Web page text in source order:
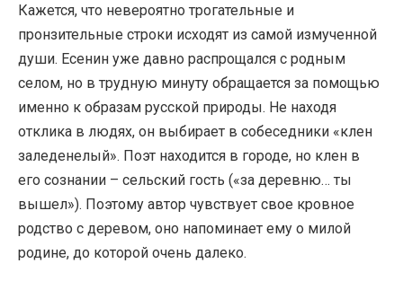
Кажется, что невероятно трогательные и
пронзительные строки исходят из самой измученной
души. Есенин уже давно распрощался с родным
селом, но в трудную минуту обращается за помощью
именно к образам русской природы. Не находя
отклика в людях, он выбирает в собеседники «клен
заледенелый». Поэт находится в городе, но клен в
его сознании – сельский гость («за деревню… ты
вышел»). Поэтому автор чувствует свое кровное
родство с деревом, оно напоминает ему о милой
родине, до которой очень далеко.